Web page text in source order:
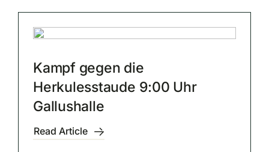
Kampf gegen die
Herkulesstaude 9:00 Uhr
Gallushalle
Read Article